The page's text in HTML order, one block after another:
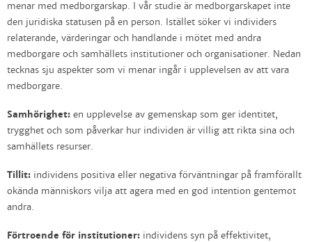
menar med medborgarskap. I vår studie är medborgarskapet inte
den juridiska statusen på en person. Istället söker vi individers
relaterande, värderingar och handlande i mötet med andra
medborgare och samhällets institutioner och organisationer. Nedan
tecknas sju aspekter som vi menar ingår i upplevelsen av att vara
medborgare.
Samhörighet: en upplevelse av gemenskap som ger identitet,
trygghet och som påverkar hur individen är villig att rikta sina och
samhällets resurser.
Tillit: individens positiva eller negativa förväntningar på framförallt
okända människors vilja att agera med en god intention gentemot
andra.
Förtroende för institutioner: individens syn på effektivitet,